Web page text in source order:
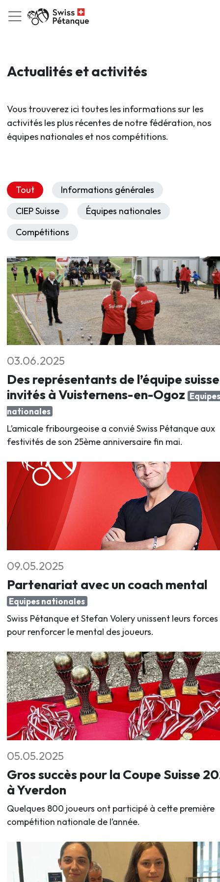
Actualités et activités
Vous trouverez ici toutes les informations sur les
activités les plus récentes de notre fédération, nos
équipes nationales et nos compétitions.
Tout
Informations générales
CIEP Suisse
Équipes nationales
Compétitions
03.06.2025
Des représentants de l’équipe suisse
invités à Vuisternens-en-Ogoz Equipes
nationales
L’amicale fribourgeoise a convié Swiss Pétanque aux
festivités de son 25ème anniversaire fin mai.
09.05.2025
Partenariat avec un coach mental
Equipes nationales
Swiss Pétanque et Stefan Volery unissent leurs forces
pour renforcer le mental des joueurs.
05.05.2025
Gros succès pour la Coupe Suisse
à Yverdon
Quelques 800 joueurs ont participé à cette première
compétition nationale de l’année.